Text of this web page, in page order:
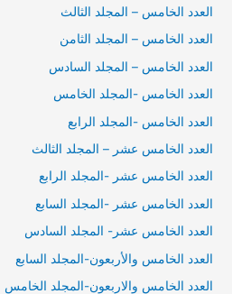
العدد الخامس – المجلد الثالث
العدد الخامس – المجلد الثامن
العدد الخامس – المجلد السادس
العدد الخامس -المجلد الخامس
العدد الخامس -المجلد الرابع
العدد الخامس عشر – المجلد الثالث
العدد الخامس عشر -المجلد الرابع
العدد الخامس عشر -المجلد السابع
العدد الخامس عشر- المجلد السادس
العدد الخامس والأربعون-المجلد السابع
العدد الخامس والاربعون-المجلد الخامس